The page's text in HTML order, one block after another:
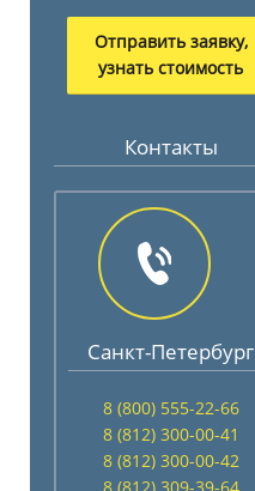
Отправить заявку,
узнать стоимость
Контакты
Санкт-Петербург
8 (800) 555-22-66
8 (812) 300-00-41
8 (812) 300-00-42